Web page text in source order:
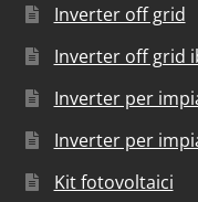
Inverter off grid
Inverter off grid
Inverter per
Inverter per
Kit fotovoltaici